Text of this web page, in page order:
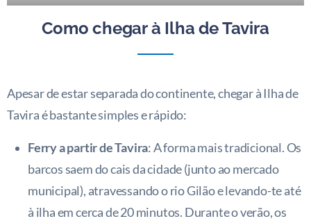
Como chegar à Ilha de Tavira
Apesar de estar separada do continente, chegar à Ilha de
Tavira é bastante simples e rápido:
Ferry a partir de Tavira: A forma mais tradicional. Os
barcos saem do cais da cidade (junto ao mercado
municipal), atravessando o rio Gilão e levando-te até
à ilha em cerca de 20 minutos. Durante o verão, os